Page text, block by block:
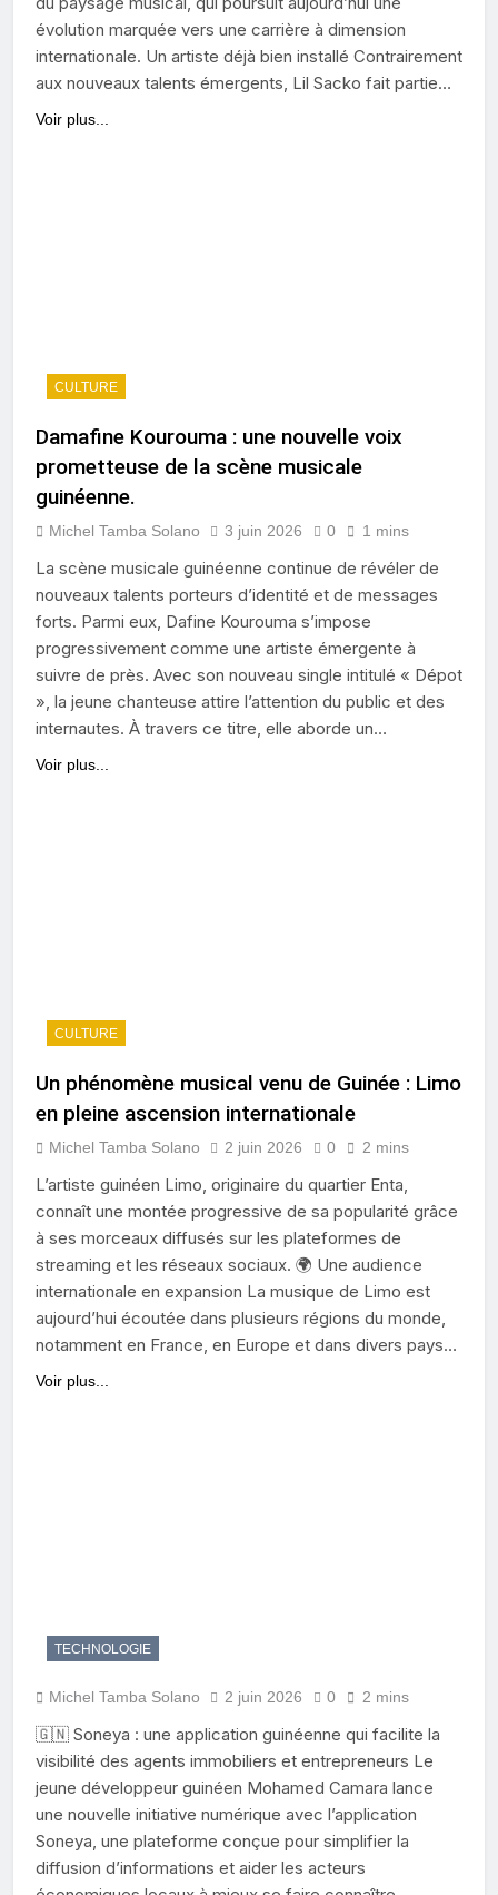
évolution marquée vers une carrière à dimension
internationale. Un artiste déjà bien installé Contrairement
aux nouveaux talents émergents, Lil Sacko fait partie…
Voir plus...
CULTURE
Damafine Kourouma : une nouvelle voix
prometteuse de la scène musicale
guinéenne.
Michel Tamba Solano 3 juin 2026 0 1 mins
La scène musicale guinéenne continue de révéler de
nouveaux talents porteurs d’identité et de messages
forts. Parmi eux, Dafine Kourouma s’impose
progressivement comme une artiste émergente à
suivre de près. Avec son nouveau single intitulé « Dépot
», la jeune chanteuse attire l’attention du public et des
internautes. À travers ce titre, elle aborde un…
Voir plus...
CULTURE
Un phénomène musical venu de Guinée : Limo
en pleine ascension internationale
Michel Tamba Solano 2 juin 2026 0 2 mins
L’artiste guinéen Limo, originaire du quartier Enta,
connaît une montée progressive de sa popularité grâce
à ses morceaux diffusés sur les plateformes de
streaming et les réseaux sociaux. 🌍 Une audience
internationale en expansion La musique de Limo est
aujourd’hui écoutée dans plusieurs régions du monde,
notamment en France, en Europe et dans divers pays…
Voir plus...
TECHNOLOGIE
Michel Tamba Solano 2 juin 2026 0 2 mins
🇬🇳 Soneya : une application guinéenne qui facilite la
visibilité des agents immobiliers et entrepreneurs Le
jeune développeur guinéen Mohamed Camara lance
une nouvelle initiative numérique avec l’application
Soneya, une plateforme conçue pour simplifier la
diffusion d’informations et aider les acteurs